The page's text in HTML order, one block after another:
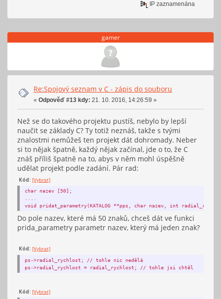
fa = fopen("/home/teodor/Plocha/katalog_exoplanet.txt", "a+");
}
KATALOG *ps;
ps = NULL;
pridat_parametry(&ps, 0); /* Tady to hodí během překladu
pridat_parametry(&ps, 1);
pridat_parametry(&ps, 3); */
vypis_katalog(ps);
fclose(fa);
}
IP zaznamenána
gamer
Re:Spojový seznam v C - zápis do souboru
« Odpověď #13 kdy: 21. 10. 2016, 14:26:59 »
Než se do takového projektu pustíš, nebylo by lepší
naučit se základy C? Ty totiž neznáš, takže s tvými
znalostmi nemůžeš ten projekt dát dohromady. Neber
si to nějak špatně, každý nějak začínal, jde o to, že C
znáš příliš špatně na to, abys v něm mohl úspěšně
udělat projekt podle zadání. Pár rad:
Kód: [Vybrat]
char nazev [50];
....
void pridat_parametry(KATALOG **pps, char nazev, int
Do pole nazev, které má 50 znaků, chceš dát ve funkci
prida_parametry parametr nazev, který má jeden znak?
Kód: [Vybrat]
ps->radial_rychlost; // tohle nic nedělá
ps->radial_rychlost = radial_rychlost; // tohle jsi chtěl
Kód: [Vybrat]